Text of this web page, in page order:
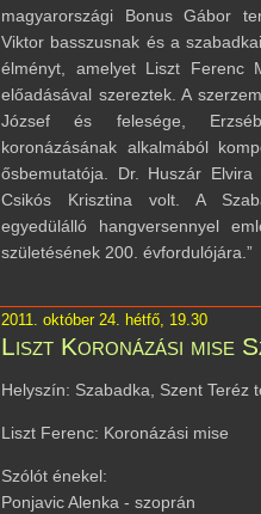
magyarországi Bonus Gábor
Viktor basszusnak és a
élményt, amelyet Liszt Ferenc
előadásával szereztek. A
József és felesége,
koronázásának alkalmából
ősbemutatója. Dr. Huszár
Csikós Krisztina volt. A
egyedülálló hangversennyel
születésének 200. évfordulójára.”
2011. október 24. hétfő, 19.30
Liszt Koronázási mise
Helyszín: Szabadka, Szent Teréz
Liszt Ferenc: Koronázási mise
Szólót énekel:
Ponjavic Alenka - szoprán